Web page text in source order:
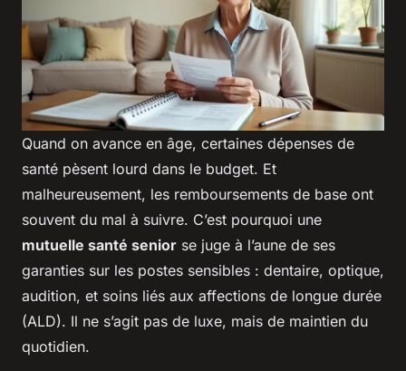
Quand on avance en âge, certaines dépenses de
santé pèsent lourd dans le budget. Et
malheureusement, les remboursements de base ont
souvent du mal à suivre. C’est pourquoi une
mutuelle santé senior se juge à l’aune de ses
garanties sur les postes sensibles : dentaire, optique,
audition, et soins liés aux affections de longue durée
(ALD). Il ne s’agit pas de luxe, mais de maintien du
quotidien.